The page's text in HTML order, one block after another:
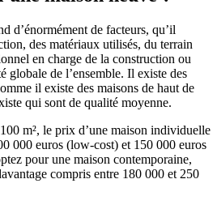
d’énormément de facteurs, qu’il
des matériaux utilisés, du terrain
en charge de la construction ou
globale de l’ensemble. Il existe des
il existe des maisons de haut de
qui sont de qualité moyenne.
m², le prix d’une maison individuelle
000 euros (low-cost) et 150 000 euros
pour une maison contemporaine,
compris entre 180 000 et 250